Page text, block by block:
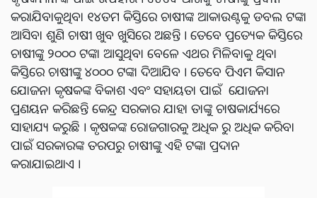
କରାଯିବାକୁଥିବା ୧୪ତମ କିସ୍ତିରେ ଚାଷୀଙ୍କ ଆକାଉଣ୍ଟକୁ ଡବଲ ଟଙ୍କା
ଆସିବା ଶୁଣି ଚାଷୀ ଖୁବ ଖୁସିରେ ଅଛନ୍ତି । ତେବେ ପ୍ରତ୍ୟେକ କିସ୍ତିରେ
ଚାଷୀଙ୍କୁ ୨୦୦୦ ଟଙ୍କା ଆସୁଥିବା ବେଳେ ଏଥର ମିଳିବାକୁ ଥିବା
କିସ୍ତିରେ ଚାଷୀଙ୍କୁ ୪୦୦୦ ଟଙ୍କା ଦିଆଯିବ । ତେବେ ପିଏମ କିସାନ
ଯୋଜନା କୃଷକଙ୍କ ବିକାଶ ଏବଂ ସହାୟତା ପାଇଁ ଯୋଜନା
ପ୍ରଣୟନ କରିଛନ୍ତି କେନ୍ଦ୍ର ସରକାର ଯାହା ତାଙ୍କୁ ଚାଷକାର୍ଯ୍ୟରେ
ସାହାଯ୍ୟ କରୁଛି । କୃଷକଙ୍କ ରୋଜଗାରକୁ ଅଧିକ ରୁ ଅଧିକ କରିବା
ପାଇଁ ସରକାରଙ୍କ ତରପରୁ ଚାଷୀଙ୍କୁ ଏହି ଟଙ୍କା ପ୍ରଦାନ
କରାଯାଇଥାଏ ।